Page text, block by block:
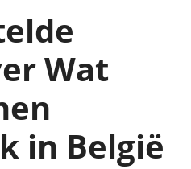
Wat
in België